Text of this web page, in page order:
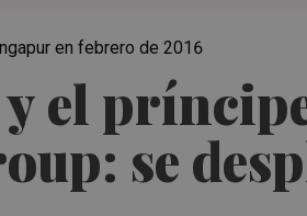
el
se
en febrero de 2016